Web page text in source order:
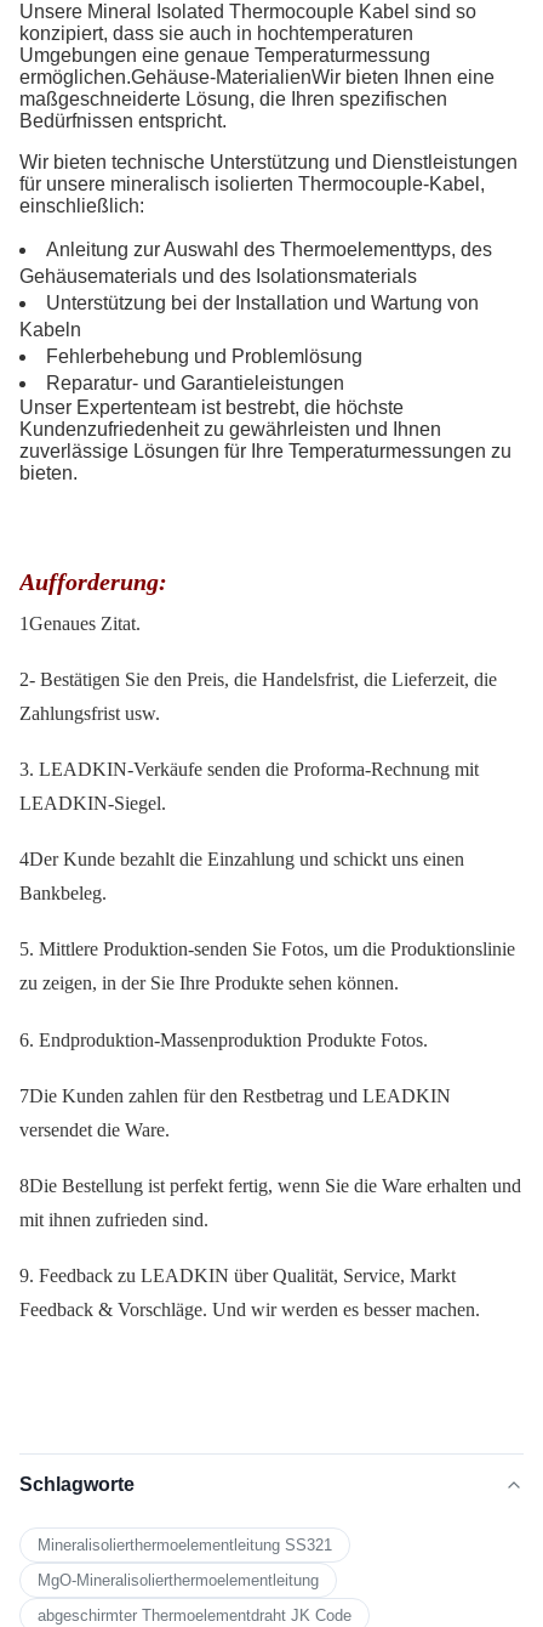
Unsere Mineral Isolated Thermocouple Kabel sind so
konzipiert, dass sie auch in hochtemperaturen
Umgebungen eine genaue Temperaturmessung
ermöglichen.Gehäuse-MaterialienWir bieten Ihnen eine
maßgeschneiderte Lösung, die Ihren spezifischen
Bedürfnissen entspricht.
Wir bieten technische Unterstützung und Dienstleistungen
für unsere mineralisch isolierten Thermocouple-Kabel,
einschließlich:
Anleitung zur Auswahl des Thermoelementtyps, des
Gehäusematerials und des Isolationsmaterials
Unterstützung bei der Installation und Wartung von
Kabeln
Fehlerbehebung und Problemlösung
Reparatur- und Garantieleistungen
Unser Expertenteam ist bestrebt, die höchste
Kundenzufriedenheit zu gewährleisten und Ihnen
zuverlässige Lösungen für Ihre Temperaturmessungen zu
bieten.
Aufforderung:
1Genaues Zitat.
2- Bestätigen Sie den Preis, die Handelsfrist, die Lieferzeit, die
Zahlungsfrist usw.
3. LEADKIN-Verkäufe senden die Proforma-Rechnung mit
LEADKIN-Siegel.
4Der Kunde bezahlt die Einzahlung und schickt uns einen
Bankbeleg.
5. Mittlere Produktion-senden Sie Fotos, um die Produktionslinie
zu zeigen, in der Sie Ihre Produkte sehen können.
6. Endproduktion-Massenproduktion Produkte Fotos.
7Die Kunden zahlen für den Restbetrag und LEADKIN
versendet die Ware.
8Die Bestellung ist perfekt fertig, wenn Sie die Ware erhalten und
mit ihnen zufrieden sind.
9. Feedback zu LEADKIN über Qualität, Service, Markt
Feedback & Vorschläge. Und wir werden es besser machen.
Schlagworte
Mineralisolierthermoelementleitung SS321
MgO-Mineralisolierthermoelementleitung
abgeschirmter Thermoelementdraht JK Code